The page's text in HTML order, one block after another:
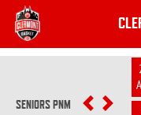
SENIORS PNM